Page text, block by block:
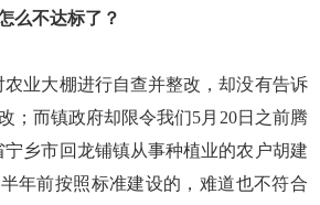
么不达标了？
业大棚进行自查并整改，却没有告诉
；而镇政府却限令我们5月20日之前腾
乡市回龙铺镇从事种植业的农户胡建
年前按照标准建设的，难道也不符合